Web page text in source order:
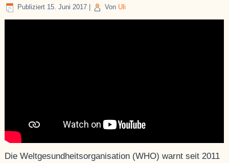
Publiziert 15. Juni 2017 Von Uli
Die Weltgesundheitsorganisation (WHO) warnt seit 2011